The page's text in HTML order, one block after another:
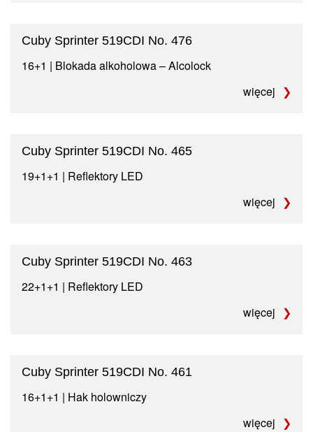
Cuby Sprinter 519CDI No. 476
16+1 | Blokada alkoholowa – Alcolock
więcej
Cuby Sprinter 519CDI No. 465
19+1+1 | Reflektory LED
więcej
Cuby Sprinter 519CDI No. 463
22+1+1 | Reflektory LED
więcej
Cuby Sprinter 519CDI No. 461
16+1+1 | Hak holowniczy
więcej